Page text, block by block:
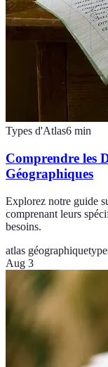
Types d'Atlas6 min
Comprendre les
Géographiques
Explorez notre guide
comprenant leurs
besoins.
atlas géographique
Aug 3